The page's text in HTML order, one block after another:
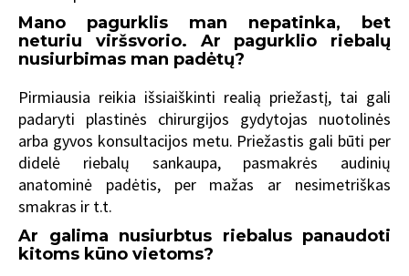
Mano pagurklis man nepatinka, bet
neturiu viršsvorio. Ar pagurklio riebalų
nusiurbimas man padėtų?
Pirmiausia reikia išsiaiškinti realią priežastį, tai gali
padaryti plastinės chirurgijos gydytojas nuotolinės
arba gyvos konsultacijos metu. Priežastis gali būti per
didelė riebalų sankaupa, pasmakrės audinių
anatominė padėtis, per mažas ar nesimetriškas
smakras ir t.t.
Ar galima nusiurbtus riebalus panaudoti
kitoms kūno vietoms?